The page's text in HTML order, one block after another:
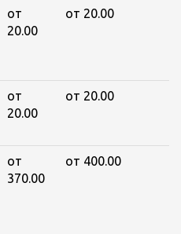
от
20.00
от 20.00
от
20.00
от 20.00
от
370.00
от 400.00